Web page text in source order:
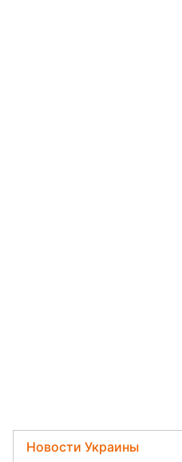
Новости Украины